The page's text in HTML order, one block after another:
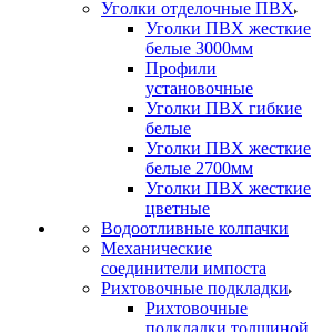
Уголки отделочные ПВХ
Уголки ПВХ жесткие
белые 3000мм
Профили
установочные
Уголки ПВХ гибкие
белые
Уголки ПВХ жесткие
белые 2700мм
Уголки ПВХ жесткие
цветные
Водоотливные колпачки
Механические
соединители импоста
Рихтовочные подкладки
Рихтовочные
подкладки толщиной